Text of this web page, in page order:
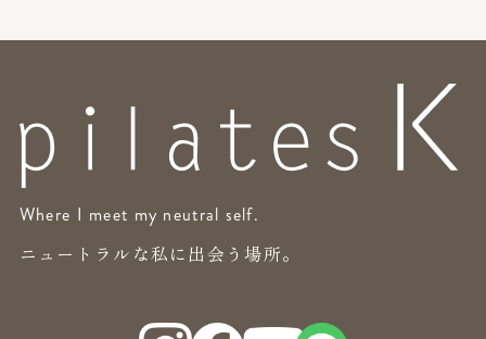
Where I meet my neutral self.
ニュートラルな私に出会う場所。